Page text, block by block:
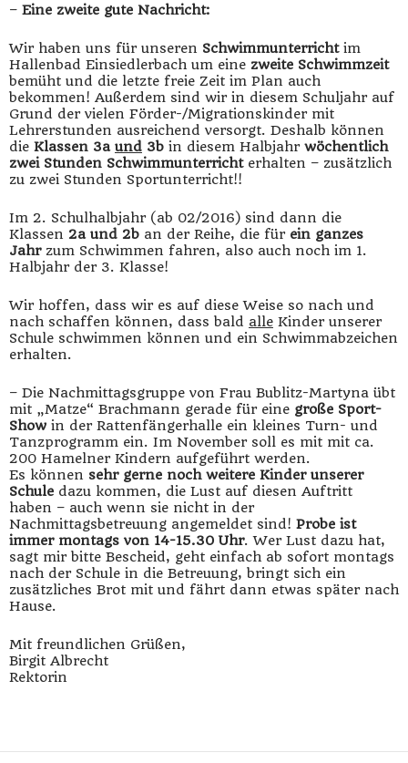
– Eine zweite gute Nachricht:
Wir haben uns für unseren Schwimmunterrichtim
Hallenbad Einsiedlerbach um eine zweite Schwimmzeit
bemüht und die letzte freie Zeit im Plan auch
bekommen! Außerdem sind wir in diesem Schuljahr auf
Grund der vielen Förder-/Migrationskinder mit
Lehrerstunden ausreichend versorgt. Deshalb können
die Klassen 3a und 3b in diesem Halbjahr wöchentlich
zwei Stunden Schwimmunterrichterhalten – zusätzlich
zu zwei Stunden Sportunterricht!!
Im 2. Schulhalbjahr (ab 02/2016) sind dann die
Klassen 2a und 2b an der Reihe, die für ein ganzes
Jahrzum Schwimmen fahren, also auch noch im 1.
Halbjahr der 3. Klasse!
Wir hoffen, dass wir es auf diese Weise so nach und
nach schaffen können, dass bald alle Kinder unserer
Schule schwimmen können und ein Schwimmabzeichen
erhalten.
– Die Nachmittagsgruppe von Frau Bublitz-Martyna übt
mit „Matze“ Brachmann gerade für eine große Sport-
Show in der Rattenfängerhalle ein kleines Turn- und
Tanzprogramm ein. Im November soll es mit mit ca.
200 Hamelner Kindern aufgeführt werden.
Es können sehr gerne noch weitere Kinder unserer
Schule dazu kommen, die Lust auf diesen Auftritt
haben – auch wenn sie nicht in der
Nachmittagsbetreuung angemeldet sind! Probe ist
immer montags von 14-15.30 Uhr. Wer Lust dazu hat,
sagt mir bitte Bescheid, geht einfach ab sofort montags
nach der Schule in die Betreuung, bringt sich ein
zusätzliches Brot mit und fährt dann etwas später nach
Hause.
Mit freundlichen Grüßen,
Birgit Albrecht
Rektorin